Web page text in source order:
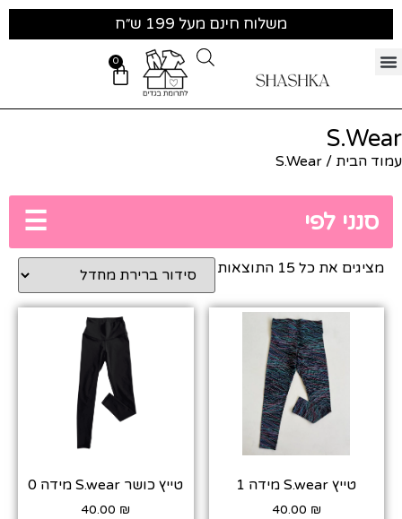
משלוח חינם מעל 199 ש״ח
0
S.Wear
עמוד הבית / S.Wear
סנני לפי ☰
מציגים את כל ⁦15⁩ התוצאות
טייץ S.wear מידה 1
40.00 ₪
טייץ כושר S.wear מידה 0
40.00 ₪